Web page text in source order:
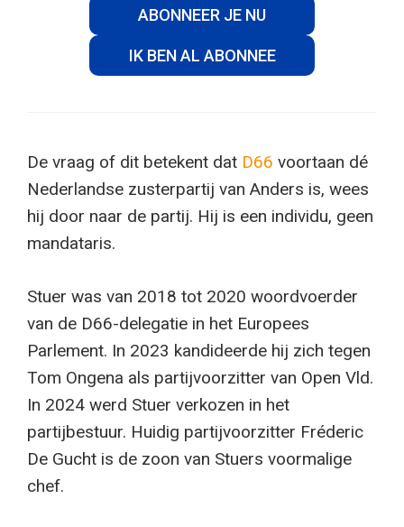
ABONNEER JE NU
IK BEN AL ABONNEE
De vraag of dit betekent dat D66 voortaan dé
Nederlandse zusterpartij van Anders is, wees
hij door naar de partij. Hij is een individu, geen
mandataris.
Stuer was van 2018 tot 2020 woordvoerder
van de D66-delegatie in het Europees
Parlement. In 2023 kandideerde hij zich tegen
Tom Ongena als partijvoorzitter van Open Vld.
In 2024 werd Stuer verkozen in het
partijbestuur. Huidig partijvoorzitter Fréderic
De Gucht is de zoon van Stuers voormalige
chef.